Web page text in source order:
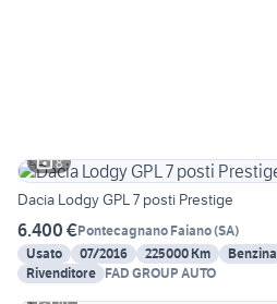
8
Dacia Lodgy GPL 7 posti Prestige
6.400 €Pontecagnano Faiano(SA)
Usato
07/2016 225000 Km Benzina
Rivenditore FAD GROUP AUTO